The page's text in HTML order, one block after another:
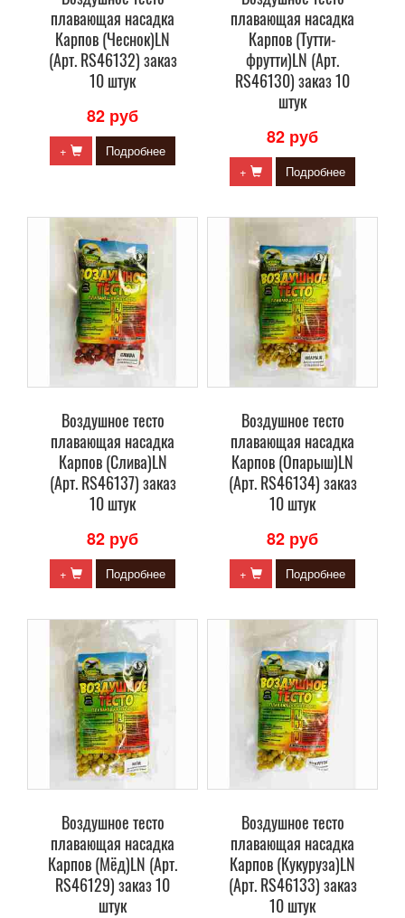
плавающая насадка
Карпов (Чеснок)LN
(Арт. RS46132) заказ
10 штук
82 руб
+ Подробнее
плавающая насадка
Карпов (Тутти-
фрутти)LN (Арт.
RS46130) заказ 10
штук
82 руб
+ Подробнее
Воздушное тесто
плавающая насадка
Карпов (Слива)LN
(Арт. RS46137) заказ
10 штук
82 руб
+ Подробнее
Воздушное тесто
плавающая насадка
Карпов (Опарыш)LN
(Арт. RS46134) заказ
10 штук
82 руб
+ Подробнее
Воздушное тесто
плавающая насадка
Карпов (Мёд)LN (Арт.
RS46129) заказ 10
штук
Воздушное тесто
плавающая насадка
Карпов (Кукуруза)LN
(Арт. RS46133) заказ
10 штук